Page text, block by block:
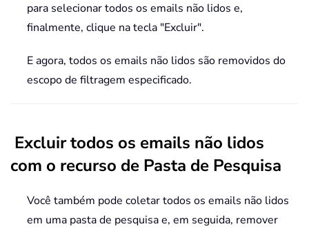
para selecionar todos os emails não lidos e,
finalmente, clique na tecla "Excluir".
E agora, todos os emails não lidos são removidos do
escopo de filtragem especificado.
Excluir todos os emails não lidos
com o recurso de Pasta de Pesquisa
Você também pode coletar todos os emails não lidos
em uma pasta de pesquisa e, em seguida, remover